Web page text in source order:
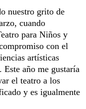
nuestro grito de
cuando
para Niños y
con el
artísticas
Este año me gustaría
el teatro a los
y es igualmente